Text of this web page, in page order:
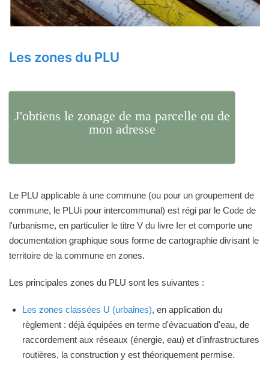
Les zones du PLU
J'obtiens le zonage de ma parcelle ou de
mon adresse
Le PLU applicable à une commune (ou pour un groupement de
commune, le PLUi pour intercommunal) est régi par le Code de
l'urbanisme, en particulier le titre V du livre Ier et comporte une
documentation graphique sous forme de cartographie divisant le
territoire de la commune en zones.
Les principales zones du PLU sont les suivantes :
Les zones classées U (urbaines), en application du
règlement : déjà équipées en terme d'évacuation d'eau, de
raccordement aux réseaux (énergie, eau) et d'infrastructures
routières, la construction y est théoriquement permise.